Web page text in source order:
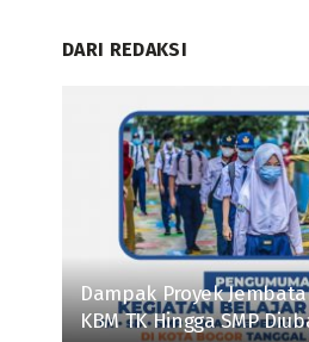
DARI REDAKSI
Dampak Proyek
KBM TK Hingga SMP